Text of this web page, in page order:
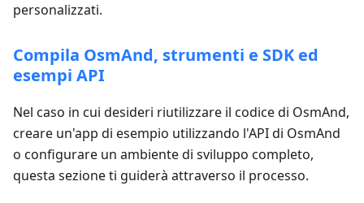
personalizzati.
Compila OsmAnd, strumenti e SDK ed
esempi API
Nel caso in cui desideri riutilizzare il codice di OsmAnd,
creare un'app di esempio utilizzando l'API di OsmAnd
o configurare un ambiente di sviluppo completo,
questa sezione ti guiderà attraverso il processo.